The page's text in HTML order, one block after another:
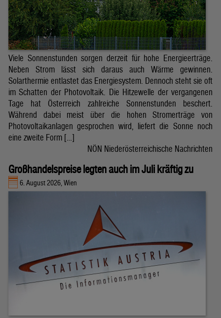
Viele Sonnenstunden sorgen derzeit für hohe Energieerträge.
Neben Strom lässt sich daraus auch Wärme gewinnen.
Solarthermie entlastet das Energiesystem. Dennoch steht sie oft
im Schatten der Photovoltaik. Die Hitzewelle der vergangenen
Tage hat Österreich zahlreiche Sonnenstunden beschert.
Während dabei meist über die hohen Stromerträge von
Photovoltaikanlagen gesprochen wird, liefert die Sonne noch
eine zweite Form […]
NÖN Niederösterreichische Nachrichten
Großhandelspreise legten auch im Juli kräftig zu
6. August 2026, Wien